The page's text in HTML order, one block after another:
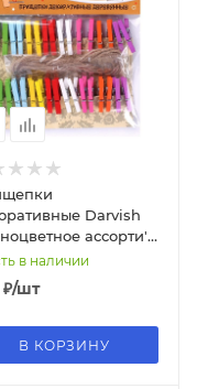
Darvish
ассорти',
(32 шт;уп), DV-H-
в наличии
₽/шт
В КОРЗИНУ